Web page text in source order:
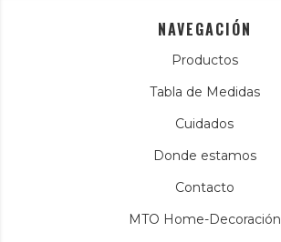
NAVEGACIÓN
Productos
Tabla de Medidas
Cuidados
Donde estamos
Contacto
MTO Home-Decoración